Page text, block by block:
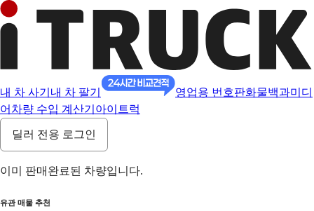
내 차 사기 내 차 팔기 영업용 번호판화물백과미디
어 차량 수입 계산기 아이트럭
딜러 전용 로그인
이미 판매완료된 차량입니다.
유관 매물 추천